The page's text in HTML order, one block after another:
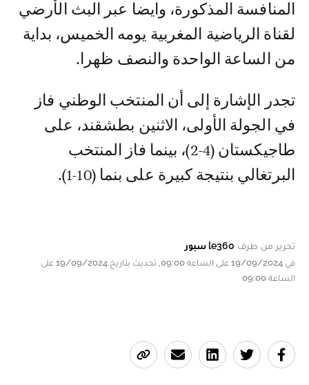
المنافسة المذكورة، وايضا عبر البث الأرضي
لقناة الرياضية المغربية يومه الخميس، بداية
من الساعة الواحدة والنصف ظهرا.
تجدر الإشارة إلى أن المنتخب الوطني فاز
في الجولة الأولى، الاثنين بطشقند، على
طاجيكستان (4-2)، بينما فاز المنتخب
البرتغالي بنتيجة كبيرة على بنما (10-1).
تحرير من طرف le360 سبور
في 19/09/2024 على الساعة 09:00, تحديث بتاريخ 19/09/2024 على
الساعة 09:00